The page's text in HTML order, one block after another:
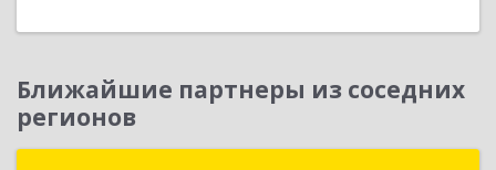
Ближайшие партнеры из соседних
регионов